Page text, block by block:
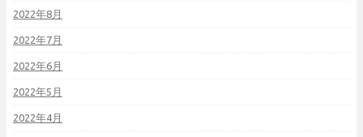
2022年8月
2022年7月
2022年6月
2022年5月
2022年4月